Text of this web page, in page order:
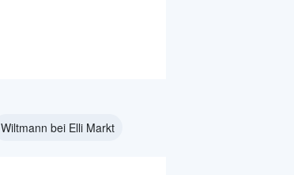
Wiltmann bei Elli Markt